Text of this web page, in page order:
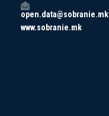
open.data@sobranie.mk
www.sobranie.mk